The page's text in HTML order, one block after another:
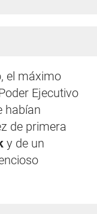
el máximo
Ejecutivo
habían
de primera
y de un